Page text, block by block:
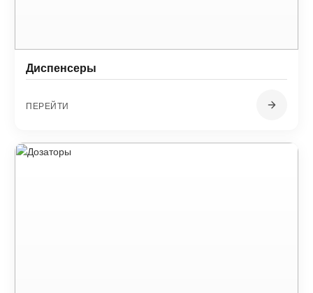
Диспенсеры
ПЕРЕЙТИ